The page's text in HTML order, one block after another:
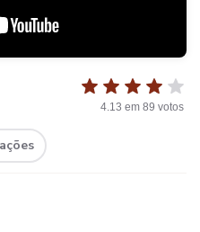
4.13 em 89 votos